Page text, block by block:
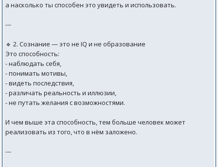
а насколько ты способен это увидеть и использовать.
---
🔹 2. Сознание — это не IQ и не образование
Это способность:
- наблюдать себя,
- понимать мотивы,
- видеть последствия,
- различать реальность и иллюзии,
- не путать желания с возможностями.
И чем выше эта способность, тем больше человек может
реализовать из того, что в нём заложено.
---